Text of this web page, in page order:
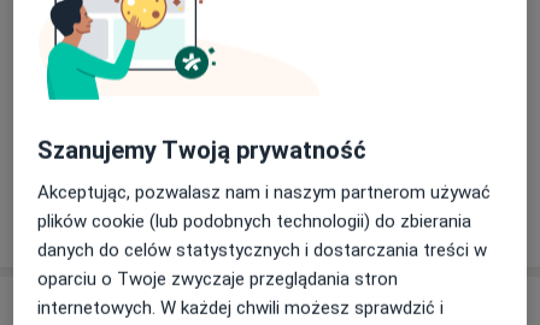
Dorośli (Tylko pod niektórymi adresami)
Rodzaje konsultacji
Konsultacje onlineZobacz kalendarz online
Pokaż więcejo doświadczeniu
Usługi i ceny
Szanujemy Twoją prywatność
Akceptując, pozwalasz nam i naszym partnerom używać
plików cookie (lub podobnych technologii) do zbierania
danych do celów statystycznych i dostarczania treści w
oparciu o Twoje zwyczaje przeglądania stron
internetowych. W każdej chwili możesz sprawdzić i